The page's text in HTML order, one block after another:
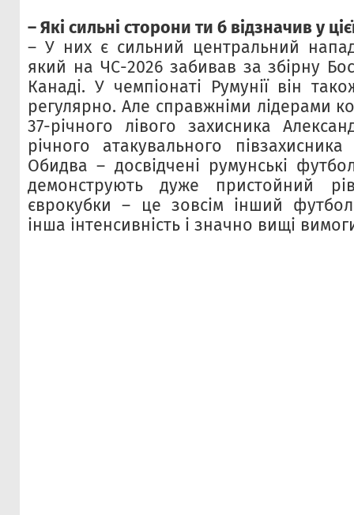
– Які сильні сторони ти б відзначив у
– У них є сильний центральний
який на ЧС-2026 забивав за збірну
Канаді. У чемпіонаті Румунії він
регулярно. Але справжніми лідерами
37-річного лівого захисника
річного атакувального
Обидва – досвідчені румунські
демонструють дуже пристойний
єврокубки – це зовсім інший
інша інтенсивність і значно вищі